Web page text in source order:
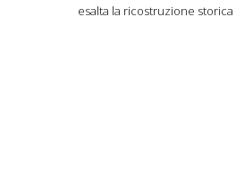
esalta la ricostruzione